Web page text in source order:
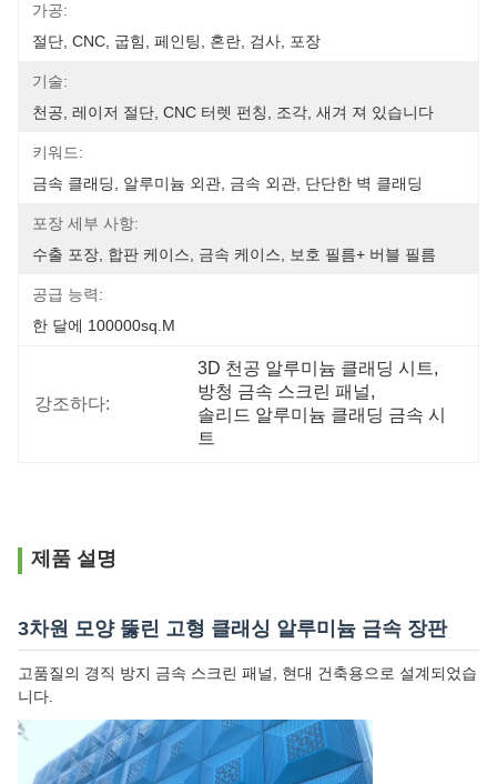
가공:
절단, CNC, 굽힘, 페인팅, 혼란, 검사, 포장
기술:
천공, 레이저 절단, CNC 터렛 펀칭, 조각, 새겨 져 있습니다
키워드:
금속 클래딩, 알루미늄 외관, 금속 외관, 단단한 벽 클래딩
포장 세부 사항:
수출 포장, 합판 케이스, 금속 케이스, 보호 필름+ 버블 필름
공급 능력:
한 달에 100000sq.m
강조하다:
3D 천공 알루미늄 클래딩 시트,
방청 금속 스크린 패널,
솔리드 알루미늄 클래딩 금속 시
트
제품 설명
3차원 모양 뚫린 고형 클래싱 알루미늄 금속 장판
고품질의 경직 방지 금속 스크린 패널, 현대 건축용으로 설계되었습
니다.